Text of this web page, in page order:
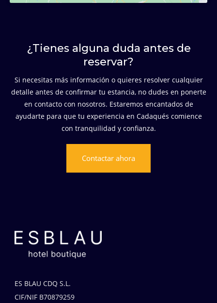
¿Tienes alguna duda antes de
reservar?
Si necesitas más información o quieres resolver cualquier
detalle antes de confirmar tu estancia, no dudes en ponerte
en contacto con nosotros. Estaremos encantados de
ayudarte para que tu experiencia en Cadaqués comience
con tranquilidad y confianza.
Contactar ahora
ES BLAU CDQ S.L.
CIF/NIF B70879259